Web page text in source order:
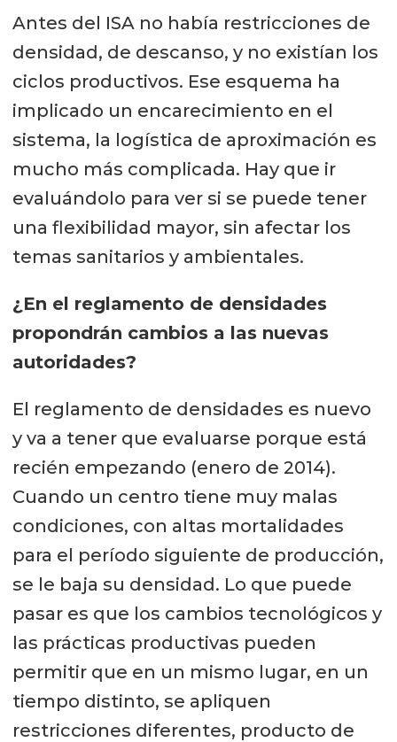
Antes del ISA no había restricciones de
densidad, de descanso, y no existían los
ciclos productivos. Ese esquema ha
implicado un encarecimiento en el
sistema, la logística de aproximación es
mucho más complicada. Hay que ir
evaluándolo para ver si se puede tener
una flexibilidad mayor, sin afectar los
temas sanitarios y ambientales.
¿En el reglamento de densidades
propondrán cambios a las nuevas
autoridades?
El reglamento de densidades es nuevo
y va a tener que evaluarse porque está
recién empezando (enero de 2014).
Cuando un centro tiene muy malas
condiciones, con altas mortalidades
para el período siguiente de producción,
se le baja su densidad. Lo que puede
pasar es que los cambios tecnológicos y
las prácticas productivas pueden
permitir que en un mismo lugar, en un
tiempo distinto, se apliquen
restricciones diferentes, producto de